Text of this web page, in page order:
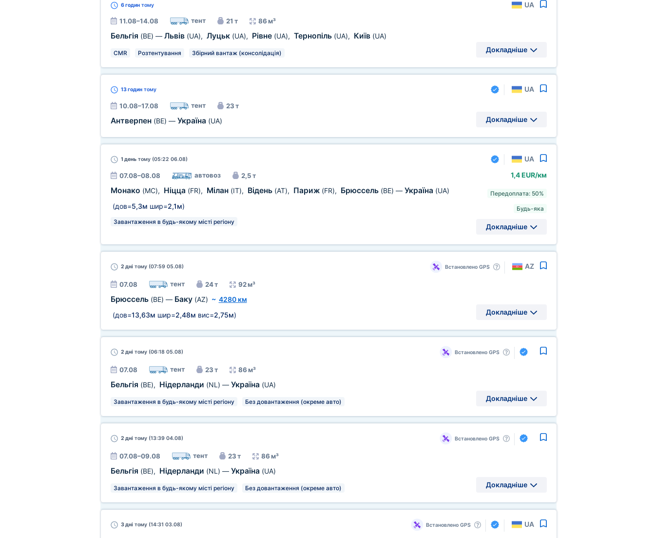
6 годинтому UA
11.08–14.08 тент 21 т 86 м³
Бельгія (BE) — Львів (UA), Луцьк (UA), Рівне (UA), Тернопіль (UA), Київ (UA)
CMR Розтентування Збірний вантаж (консолідація) Докладніше
13 годинтому UA
10.08–17.08 тент 23 т
Антверпен (BE) — Україна (UA) Докладніше
1 деньтому (05:22 06.08) UA
07.08–08.08 автовоз 2,5 т
Монако (MC), Ніцца (FR), Мілан (IT), Відень (AT), Париж (FR), Брюссель (BE) — Україна (UA)
(дов=5,3м шир=2,1м)
Завантаження в будь-якому місті регіону
1,4 EUR/км
Передоплата: 50%
Будь-яка
Докладніше
2 днітому (07:59 05.08) Встановлено GPS AZ
07.08 тент 24 т 92 м³
Брюссель (BE) — Баку (AZ) ~ 4280 км
(дов=13,63м шир=2,48м вис=2,75м) Докладніше
2 днітому (06:18 05.08) Встановлено GPS
07.08 тент 23 т 86 м³
Бельгія (BE), Нідерланди (NL) — Україна (UA)
Завантаження в будь-якому місті регіону Без довантаження (окреме авто) Докладніше
2 днітому (13:39 04.08) Встановлено GPS
07.08–09.08 тент 23 т 86 м³
Бельгія (BE), Нідерланди (NL) — Україна (UA)
Завантаження в будь-якому місті регіону Без довантаження (окреме авто) Докладніше
3 днітому (14:31 03.08) Встановлено GPS UA